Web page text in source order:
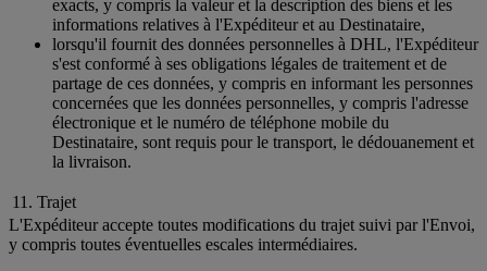
exacts, y compris la valeur et la description des biens et les
informations relatives à l'Expéditeur et au Destinataire,
lorsqu'il fournit des données personnelles à DHL, l'Expéditeur
s'est conformé à ses obligations légales de traitement et de
partage de ces données, y compris en informant les personnes
concernées que les données personnelles, y compris l'adresse
électronique et le numéro de téléphone mobile du
Destinataire, sont requis pour le transport, le dédouanement et
la livraison.
11. Trajet
L'Expéditeur accepte toutes modifications du trajet suivi par l'Envoi,
y compris toutes éventuelles escales intermédiaires.